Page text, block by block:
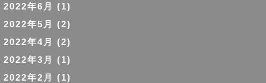
2022年6月
(1)
2022年5月
(2)
2022年4月
(2)
2022年3月
(1)
2022年2月
(1)